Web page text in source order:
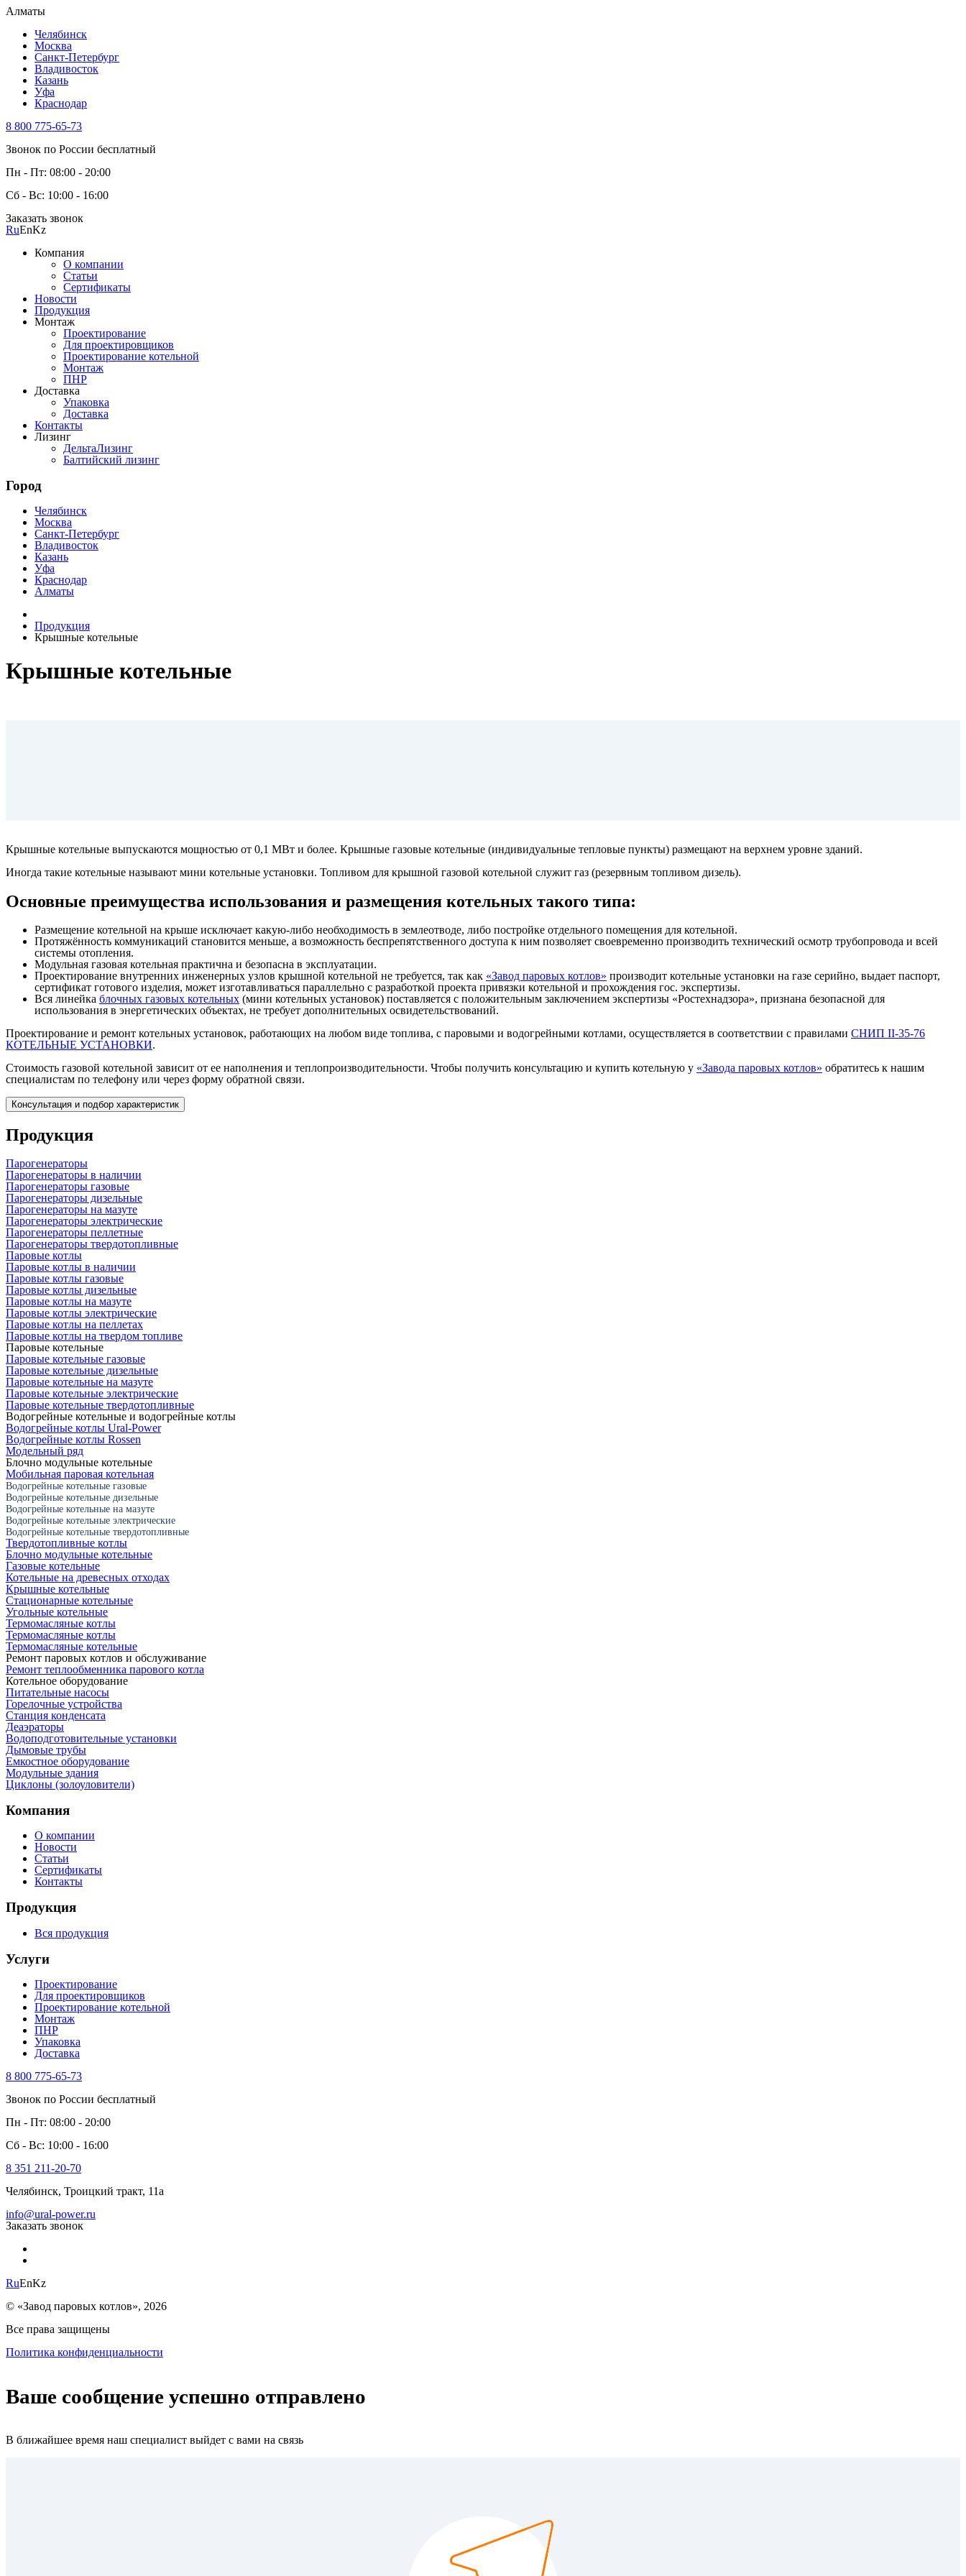
Алматы
Челябинск
Москва
Санкт-Петербург
Владивосток
Казань
Уфа
Краснодар
8 800 775-65-73
Звонок по России бесплатный
Пн - Пт: 08:00 - 20:00
Сб - Вс: 10:00 - 16:00
Заказать звонок
RuEnKz
Компания
О компании
Статьи
Сертификаты
Новости
Продукция
Монтаж
Проектирование
Для проектировщиков
Проектирование котельной
Монтаж
ПНР
Доставка
Упаковка
Доставка
Контакты
Лизинг
ДельтаЛизинг
Балтийский лизинг
Город
Челябинск
Москва
Санкт-Петербург
Владивосток
Казань
Уфа
Краснодар
Алматы
Продукция
Крышные котельные
Крышные котельные
Крышные котельные выпускаются мощностью от 0,1 МВт и более. Крышные газовые котельные (индивидуальные тепловые пункты) размещают на верхнем уровне зданий.
Иногда такие котельные называют мини котельные установки. Топливом для крышной газовой котельной служит газ (резервным топливом дизель).
Основные преимущества использования и размещения котельных такого типа:
Размещение котельной на крыше исключает какую-либо необходимость в землеотводе, либо постройке отдельного помещения для котельной.
Протяжённость коммуникаций становится меньше, а возможность беспрепятственного доступа к ним позволяет своевременно производить технический осмотр трубопровода и всей
системы отопления.
Модульная газовая котельная практична и безопасна в эксплуатации.
Проектирование внутренних инженерных узлов крышной котельной не требуется, так как «Завод паровых котлов» производит котельные установки на газе серийно, выдает паспорт,
сертификат готового изделия, может изготавливаться параллельно с разработкой проекта привязки котельной и прохождения гос. экспертизы.
Вся линейка блочных газовых котельных (мини котельных установок) поставляется с положительным заключением экспертизы «Ростехнадзора», признана безопасной для
использования в энергетических объектах, не требует дополнительных освидетельствований.
Проектирование и ремонт котельных установок, работающих на любом виде топлива, с паровыми и водогрейными котлами, осуществляется в соответствии с правилами СНИП II-35-76
КОТЕЛЬНЫЕ УСТАНОВКИ.
Стоимость газовой котельной зависит от ее наполнения и теплопроизводительности. Чтобы получить консультацию и купить котельную у «Завода паровых котлов» обратитесь к нашим
специалистам по телефону или через форму обратной связи.
Консультация и подбор характеристик
Продукция
Парогенераторы
Парогенераторы в наличии
Парогенераторы газовые
Парогенераторы дизельные
Парогенераторы на мазуте
Парогенераторы электрические
Парогенераторы пеллетные
Парогенераторы твердотопливные
Паровые котлы
Паровые котлы в наличии
Паровые котлы газовые
Паровые котлы дизельные
Паровые котлы на мазуте
Паровые котлы электрические
Паровые котлы на пеллетах
Паровые котлы на твердом топливе
Паровые котельные
Паровые котельные газовые
Паровые котельные дизельные
Паровые котельные на мазуте
Паровые котельные электрические
Паровые котельные твердотопливные
Водогрейные котельные и водогрейные котлы
Водогрейные котлы Ural-Power
Водогрейные котлы Rossen
Модельный ряд
Блочно модульные котельные
Мобильная паровая котельная
Водогрейные котельные газовые
Водогрейные котельные дизельные
Водогрейные котельные на мазуте
Водогрейные котельные электрические
Водогрейные котельные твердотопливные
Твердотопливные котлы
Блочно модульные котельные
Газовые котельные
Котельные на древесных отходах
Крышные котельные
Стационарные котельные
Угольные котельные
Термомасляные котлы
Термомасляные котлы
Термомасляные котельные
Ремонт паровых котлов и обслуживание
Ремонт теплообменника парового котла
Котельное оборудование
Питательные насосы
Горелочные устройства
Станция конденсата
Деаэраторы
Водоподготовительные установки
Дымовые трубы
Емкостное оборудование
Mодульные здания
Циклоны (золоуловители)
Компания
О компании
Новости
Статьи
Сертификаты
Контакты
Продукция
Вся продукция
Услуги
Проектирование
Для проектировщиков
Проектирование котельной
Монтаж
ПНР
Упаковка
Доставка
8 800 775-65-73
Звонок по России бесплатный
Пн - Пт: 08:00 - 20:00
Сб - Вс: 10:00 - 16:00
8 351 211-20-70
Челябинск, Троицкий тракт, 11а
info@ural-power.ru
Заказать звонок
RuEnKz
© «Завод паровых котлов», 2026
Все права защищены
Политика конфиденциальности
Ваше сообщение успешно отправлено
В ближайшее время наш специалист выйдет с вами на связь